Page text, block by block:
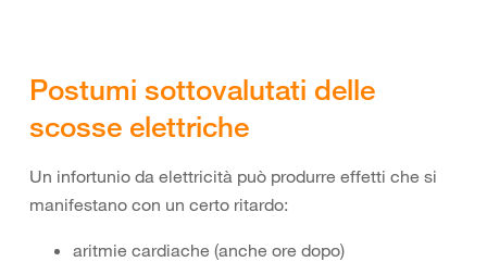
Postumi sottovalutati delle
scosse elettriche
Un infortunio da elettricità può produrre effetti che si
manifestano con un certo ritardo:
aritmie cardiache (anche ore dopo)